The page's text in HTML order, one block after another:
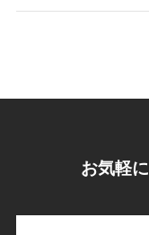
お気軽